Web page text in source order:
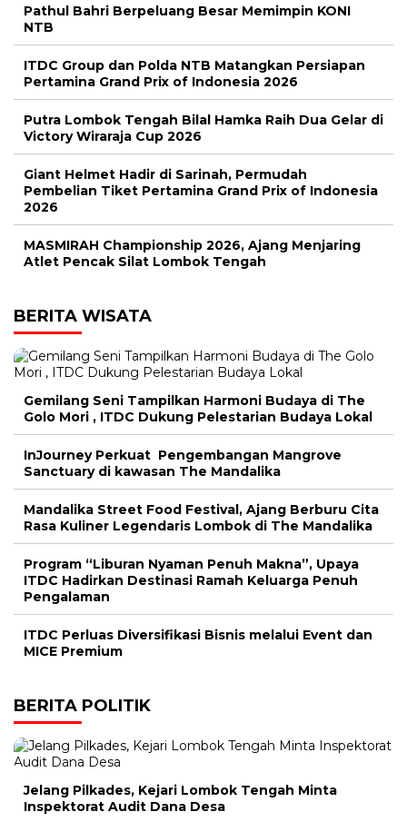
Pathul Bahri Berpeluang Besar Memimpin KONI
NTB
ITDC Group dan Polda NTB Matangkan Persiapan
Pertamina Grand Prix of Indonesia 2026
Putra Lombok Tengah Bilal Hamka Raih Dua Gelar di
Victory Wiraraja Cup 2026
Giant Helmet Hadir di Sarinah, Permudah
Pembelian Tiket Pertamina Grand Prix of Indonesia
2026
MASMIRAH Championship 2026, Ajang Menjaring
Atlet Pencak Silat Lombok Tengah
BERITA WISATA
Gemilang Seni Tampilkan Harmoni Budaya di The
Golo Mori , ITDC Dukung Pelestarian Budaya Lokal
InJourney Perkuat Pengembangan Mangrove
Sanctuary di kawasan The Mandalika
Mandalika Street Food Festival, Ajang Berburu Cita
Rasa Kuliner Legendaris Lombok di The Mandalika
Program “Liburan Nyaman Penuh Makna”, Upaya
ITDC Hadirkan Destinasi Ramah Keluarga Penuh
Pengalaman
ITDC Perluas Diversifikasi Bisnis melalui Event dan
MICE Premium
BERITA POLITIK
Jelang Pilkades, Kejari Lombok Tengah Minta
Inspektorat Audit Dana Desa